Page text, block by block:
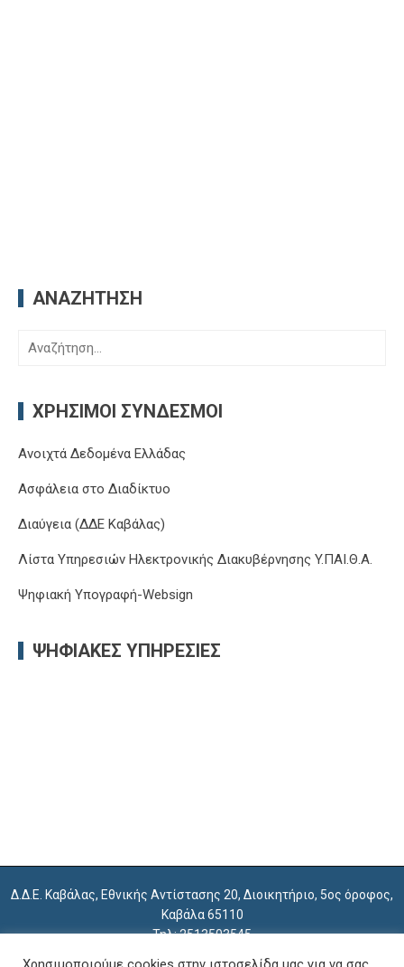
ΑΝΑΖΉΤΗΣΗ
Αναζήτηση
ΧΡΉΣΙΜΟΙ ΣΎΝΔΕΣΜΟΙ
Ανοιχτά Δεδομένα Ελλάδας
Ασφάλεια στο Διαδίκτυο
Διαύγεια (ΔΔΕ Καβάλας)
Λίστα Υπηρεσιών Ηλεκτρονικής Διακυβέρνησης Y.ΠΑΙ.Θ.Α.
Ψηφιακή Υπογραφή-Websign
ΨΗΦΙΑΚΈΣ ΥΠΗΡΕΣΊΕΣ
Δ.Δ.Ε. Καβάλας, Εθνικής Αντίστασης 20, Διοικητήριο, 5ος όροφος,
Καβάλα 65110
Τηλ: 2513503545